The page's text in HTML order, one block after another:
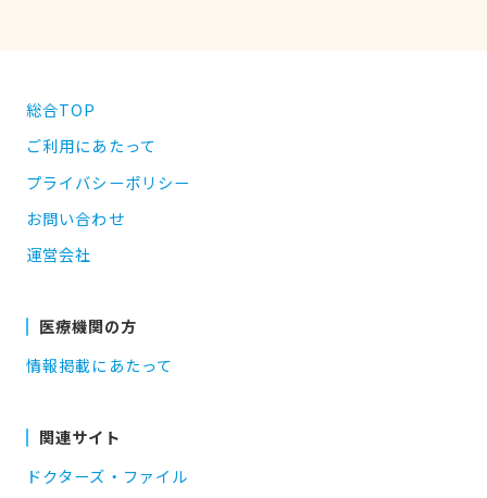
総合TOP
ご利用にあたって
プライバシーポリシー
お問い合わせ
運営会社
医療機関の方
情報掲載にあたって
関連サイト
ドクターズ・ファイル